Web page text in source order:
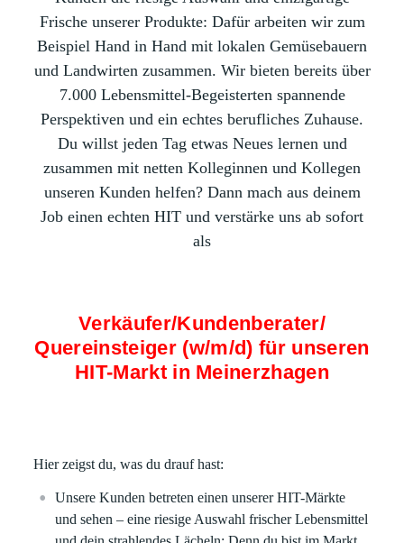
Frische unserer Produkte: Dafür arbeiten wir zum
Beispiel Hand in Hand mit lokalen Gemüsebauern
und Landwirten zusammen. Wir bieten bereits über
7.000 Lebensmittel-Begeisterten spannende
Perspektiven und ein echtes berufliches Zuhause.
Du willst jeden Tag etwas Neues lernen und
zusammen mit netten Kolleginnen und Kollegen
unseren Kunden helfen? Dann mach aus deinem
Job einen echten HIT und verstärke uns ab sofort
als
Verkäufer/Kundenberater/
Quereinsteiger (w/m/d) für unseren
HIT-Markt in Meinerzhagen
Hier zeigst du, was du drauf hast:
Unsere Kunden betreten einen unserer HIT-Märkte
und sehen – eine riesige Auswahl frischer Lebensmittel